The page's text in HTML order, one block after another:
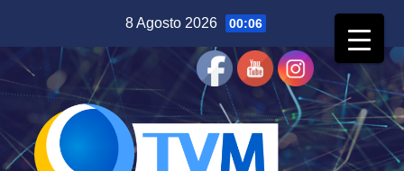
contenuto
8 Agosto 2026 00:06